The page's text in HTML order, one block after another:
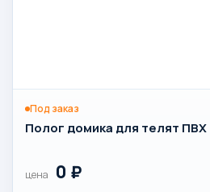
Под заказ
Полог домика для телят ПВХ
цена 0 ₽